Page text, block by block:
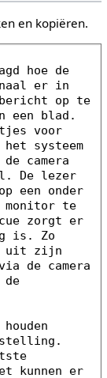
en kopiëren.